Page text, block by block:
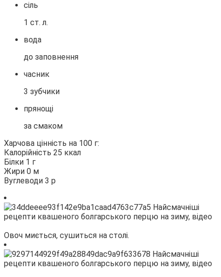
сіль
1 ст. л.
вода
до заповнення
часник
3 зубчики
прянощі
за смаком
Харчова цінність на 100 г:
Калорійність 25 ккал
Білки 1 г
Жири 0 м
Вуглеводи 3 р
Овоч миється, сушиться на столі.